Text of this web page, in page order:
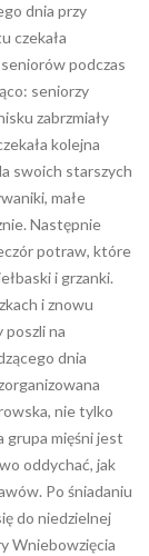
dnia przy
czekała
podczas
seniorzy
zabrzmiały
kolejna
swoich starszych
małe
Następnie
potraw, które
i grzanki.
i znowu
poszli na
dnia
nie tylko
grupa mięśni jest
oddychać, jak
Po śniadaniu
do niedzielnej
Wniebowzięcia